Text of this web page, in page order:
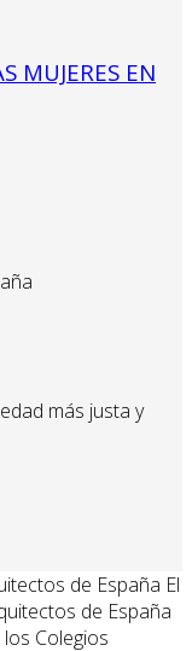
EN
más justa y
El
de España
Colegios